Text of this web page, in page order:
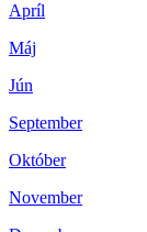
Apríl
Máj
Jún
September
Október
November